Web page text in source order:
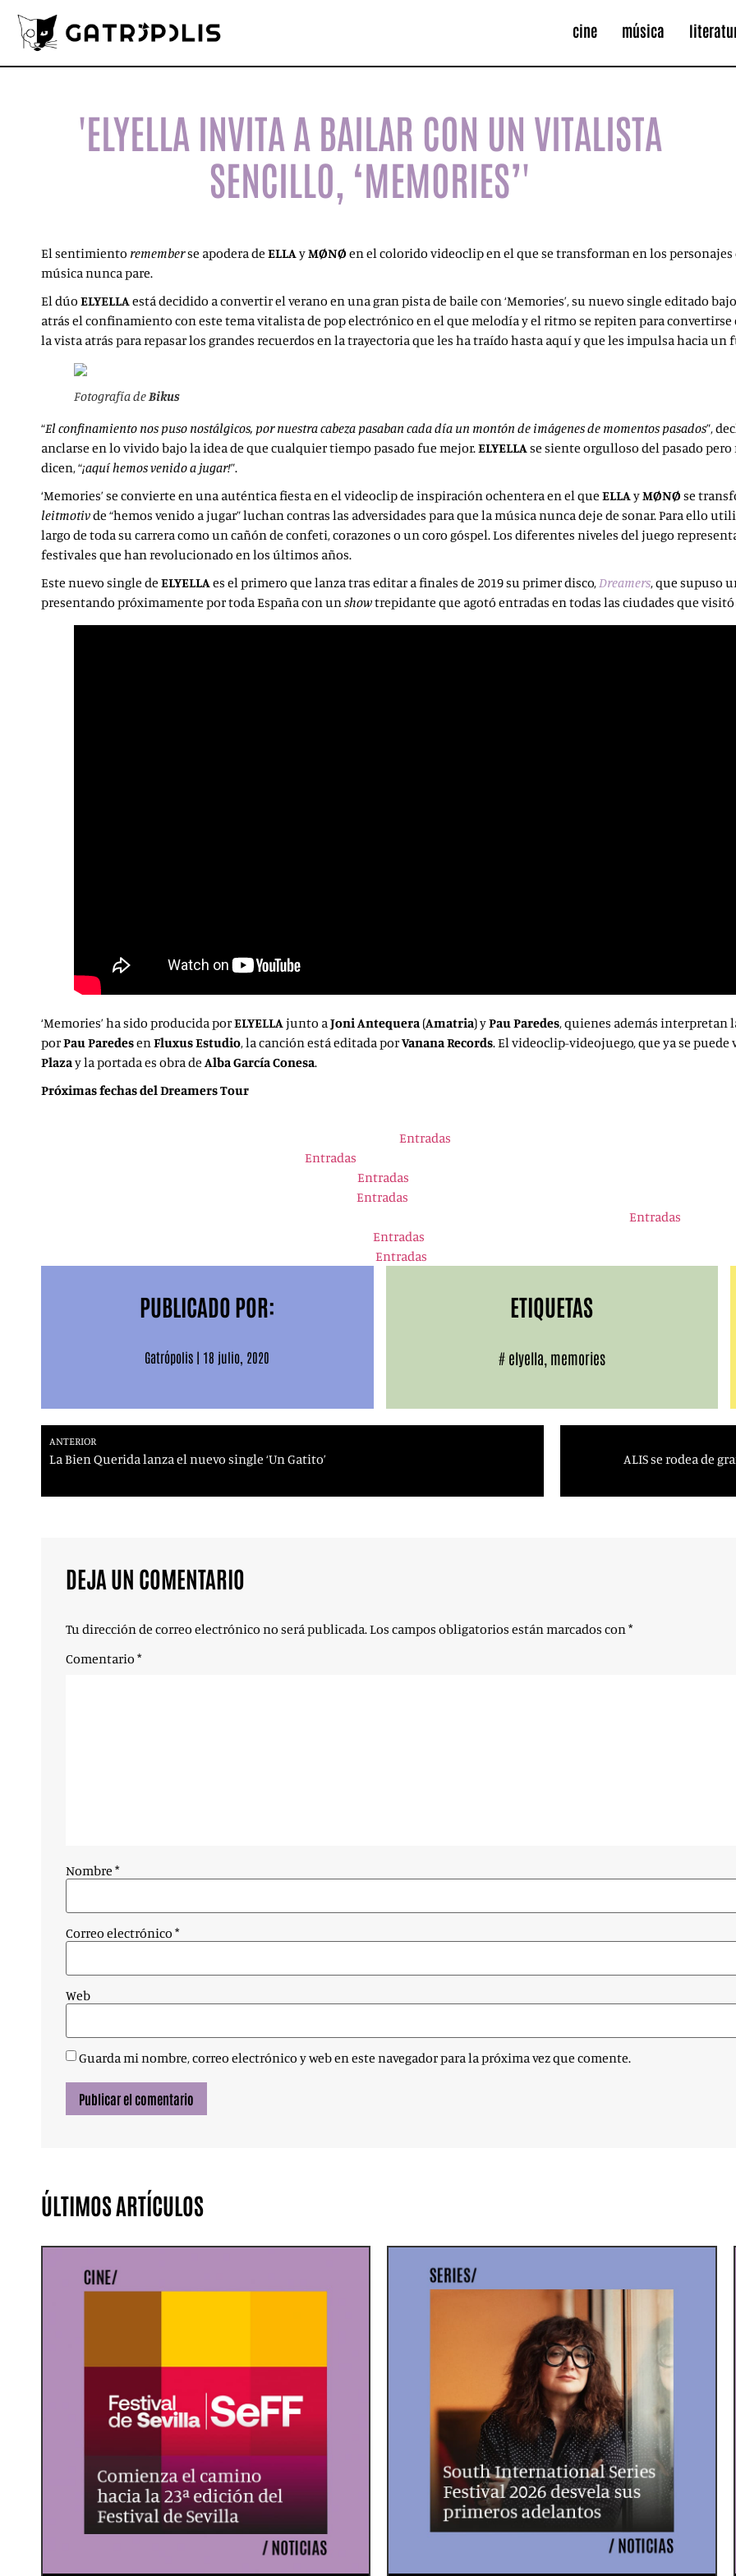
cine música
'ELYELLA INVITA A BAILAR CON UN VITALISTA
SENCILLO, ‘MEMORIES’'
El sentimiento rememberse apodera de ELLAyMØNØ en el colorido videoclip en el que se transforman en los
música nunca pare.
El dúo ELYELLAestá decidido a convertir el verano en una gran pista de baile con ‘Memories’, su nuevo single editado
atrás el confinamiento con este tema vitalista de pop electrónico en el que melodía y el ritmo se repiten para convertirse
la vista atrás para repasar los grandes recuerdos en la trayectoria que les ha traído hasta aquí y que les impulsa hacia
Fotografía deBikus
“El confinamiento nos puso nostálgicos, por nuestra cabeza pasaban cada día un montón de imágenes de momentos pasados”,
anclarse en lo vivido bajo la idea de que cualquier tiempo pasado fue mejor.ELYELLAse siente orgulloso del pasado
dicen, “¡aquí hemos venido a jugar!”.
‘Memories’ se convierte en una auténtica fiesta en el videoclip de inspiración ochentera en el que ELLAyMØNØ se
leitmotivde “hemos venido a jugar” luchan contras las adversidades para que la música nunca deje de sonar. Para ello
largo de toda su carrera como un cañón de confeti, corazones o un coro góspel. Los diferentes niveles del juego
festivales que han revolucionado en los últimos años.
Este nuevo single de ELYELLAes el primero que lanza tras editar a finales de 2019 su primer disco,Dreamers, que supuso
presentando próximamente por toda España con unshowtrepidante que agotó entradas en todas las ciudades que
‘Memories’ ha sido producida porELYELLAjunto aJoni Antequera (Amatria) yPau Paredes, quienes además interpretan
porPau ParedesenFluxus Estudio, la canción está editada porVanana Records. El videoclip-videojuego, que ya se puede
Plazay la portada es obra deAlba García Conesa.
Próximas fechas del Dreamers Tour
Entradas
Entradas
Entradas
Entradas
Entradas
Entradas
Entradas
PUBLICADO POR:
Gatrópolis | 18 julio, 2020
ETIQUETAS
# elyella memories
ANTERIOR
La Bien Querida lanza el nuevo single ‘Un Gatito’
ALIS se rodea de
DEJA UN COMENTARIO
Tu dirección de correo electrónico no será publicada.Los campos obligatorios están marcados con*
Comentario *
Nombre *
Correo electrónico *
Web
Guarda mi nombre, correo electrónico y web en este navegador para la próxima vez que comente.
ÚLTIMOS ARTÍCULOS